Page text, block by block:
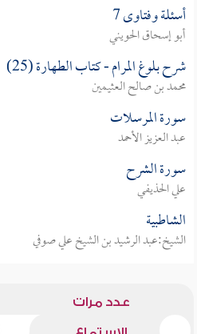
أسئلة وفتاوى 7
أبو إسحاق الحويني
شرح بلوغ المرام - كتاب الطهارة (25)
محمد بن صالح العثيمين
سورة المرسلات
عبد العزيز الأحمد
سورة الشرح
علي الحذيفي
الشاطبية
الشيخ:عبد الرشيد بن الشيخ علي صوفي
عدد مرات